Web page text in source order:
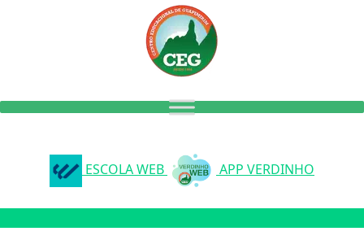
ESCOLA WEB APP VERDINHO